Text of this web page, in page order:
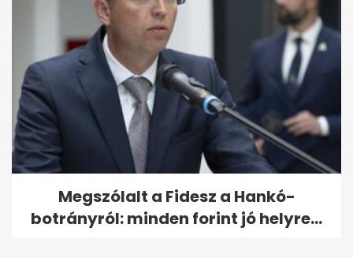
Megszólalt a Fidesz a Hankó-
botrányról: minden forint jó helyre...